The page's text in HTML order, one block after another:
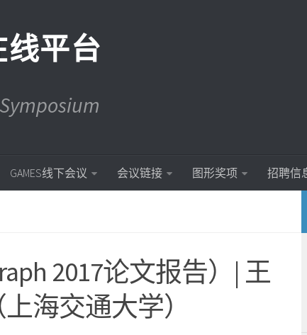
平台
GAMES线下会议 会议链接 图形奖项 招聘信
2017论文报告）| 王
海交通大学）